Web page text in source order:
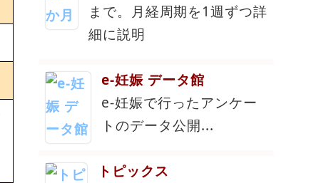
まで。月経周期を1週ずつ詳
細に説明
e-妊娠 データ館
e-妊娠で行ったアンケー
トのデータ公開...
トピックス